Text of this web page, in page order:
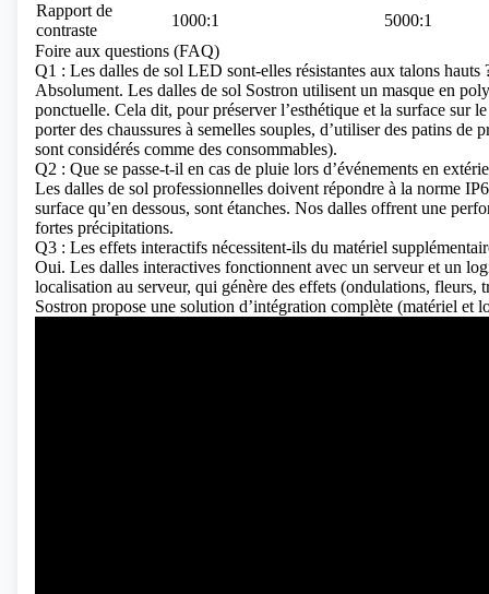
Rapport de
contraste
1000:1
5000:1
Foire aux questions (FAQ)
Q1 : Les dalles de sol LED sont-elles résistantes aux talons hauts
Absolument. Les dalles de sol Sostron utilisent un masque en
ponctuelle. Cela dit, pour préserver l’esthétique et la surface sur
porter des chaussures à semelles souples, d’utiliser des patins
sont considérés comme des consommables).
Q2 : Que se passe-t-il en cas de pluie lors d’événements en
Les dalles de sol professionnelles doivent répondre à la norme
surface qu’en dessous, sont étanches. Nos dalles offrent une
fortes précipitations.
Q3 : Les effets interactifs nécessitent-ils du matériel
Oui. Les dalles interactives fonctionnent avec un serveur et un
localisation au serveur, qui génère des effets (ondulations, fleurs,
Sostron propose une solution d’intégration complète (matériel et